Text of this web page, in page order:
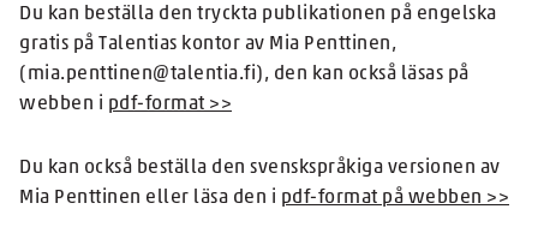
Du kan beställa den tryckta publikationen på engelska
gratis på Talentias kontor av Mia Penttinen,
(mia.penttinen@talentia.fi), den kan också läsas på
webben i pdf-format >>
Du kan också beställa den svenskspråkiga versionen av
Mia Penttinen eller läsa den i pdf-format på webben >>